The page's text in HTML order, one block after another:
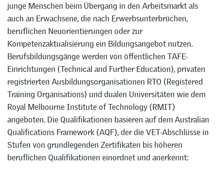
junge Menschen beim Übergang in den Arbeitsmarkt als
auch an Erwachsene, die nach Erwerbsunterbrüchen,
beruflichen Neuorientierungen oder zur
Kompetenzaktualisierung ein Bildungsangebot nutzen.
Berufsbildungsgänge werden von öffentlichen TAFE-
Einrichtungen (Technical and Further Education), privaten
registrierten Ausbildungsorganisationen RTO (Registered
Training Organisations) und dualen Universitäten wie dem
Royal Melbourne Institute of Technology (RMIT)
angeboten. Die Qualifikationen basieren auf dem Australian
Qualifications Framework (AQF), der die VET-Abschlüsse in
Stufen von grundlegenden Zertifikaten bis höheren
beruflichen Qualifikationen einordnet und anerkennt: